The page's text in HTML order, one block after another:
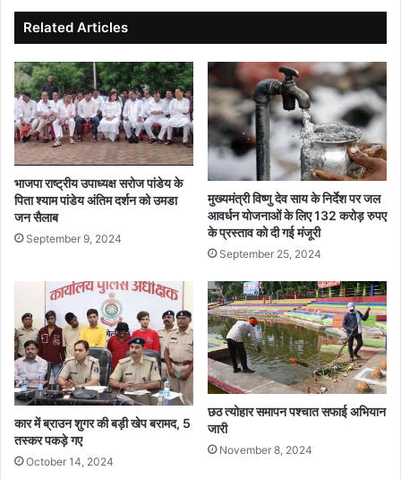
Related Articles
भाजपा राष्ट्रीय उपाध्यक्ष सरोज पांडेय के
पिता श्याम पांडेय अंतिम दर्शन को उमडा
जन सैलाब
September 9, 2024
मुख्यमंत्री विष्णु देव साय के निर्देश पर जल
आवर्धन योजनाओं के लिए 132 करोड़ रुपए
के प्रस्ताव को दी गई मंजूरी
September 25, 2024
कार में ब्राउन शुगर की बड़ी खेप बरामद, 5
तस्कर पकड़े गए
October 14, 2024
छठ त्योहार समापन पश्चात सफाई अभियान
जारी
November 8, 2024